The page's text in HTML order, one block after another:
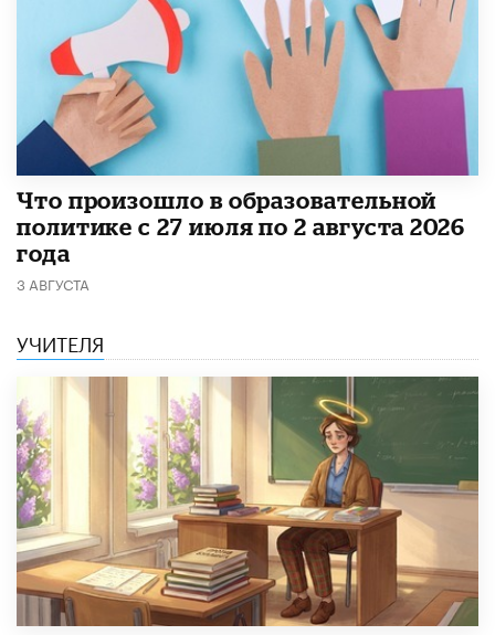
​Что произошло в образовательной
политике с 27 июля по 2 августа 2026
года
3 АВГУСТА
УЧИТЕЛЯ